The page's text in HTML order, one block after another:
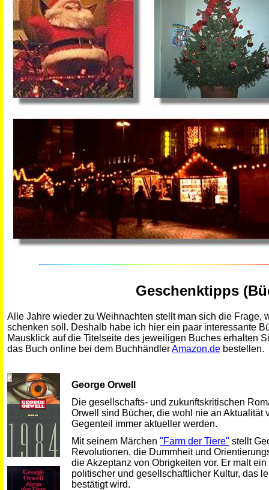
Geschenktipps
Alle Jahre wieder zu Weihnachten stellt man sich die Frage,
schenken soll. Deshalb habe ich hier ein paar interessante
Mausklick auf die Titelseite des jeweiligen Buches erhalten
das Buch online bei dem BuchhändlerAmazon.de bestellen.
George Orwell
Die gesellschafts- und zukunftskritischen
Orwell sind Bücher, die wohl nie an Aktualität
Gegenteil immer aktueller werden.
Mit seinem Märchen "Farm der Tiere" stellt
Revolutionen, die Dummheit und
die Akzeptanz von Obrigkeiten vor. Er malt
politischer und gesellschaftlicher Kultur, das
bestätigt wird.